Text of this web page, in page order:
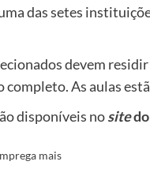
das setes
devem
As aulas
disponíveis no sitedo
mais